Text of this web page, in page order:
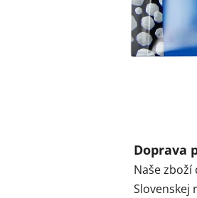
Doprava
Naše
Slovenskej